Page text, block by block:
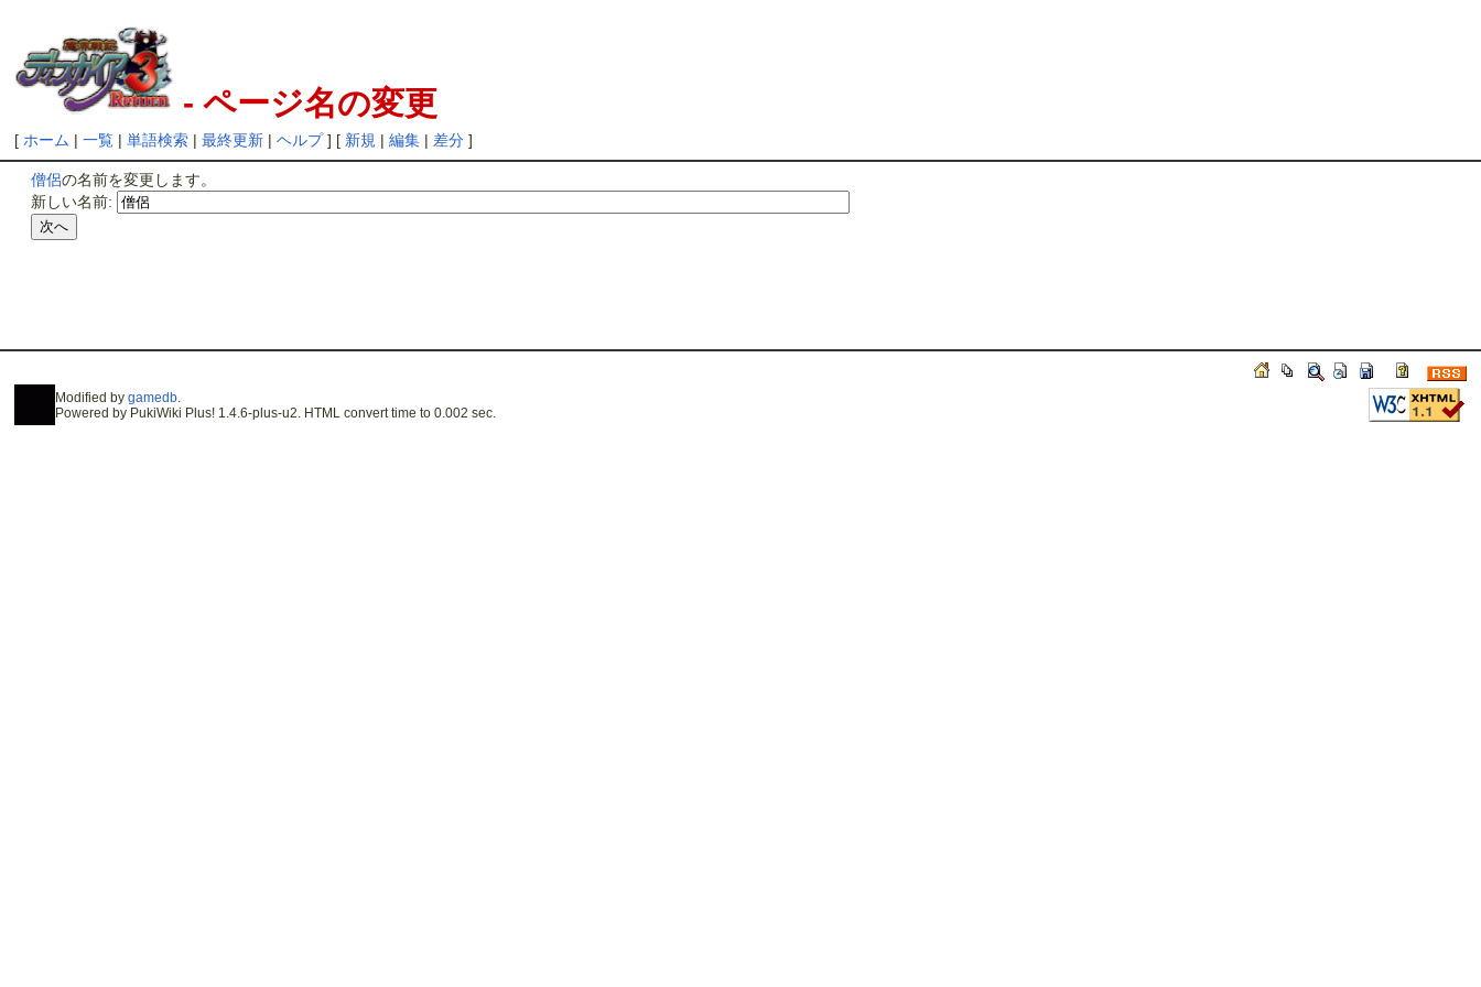
- ページ名の変更
[ ホーム |一覧 |単語検索 |最終更新 |ヘルプ] [ 新規 |編集 | 差分 ]
僧侶の名前を変更します。
新しい名前:
Modified bygamedb.
Powered by PukiWiki Plus! 1.4.6-plus-u2. HTML convert time to 0.002 sec.